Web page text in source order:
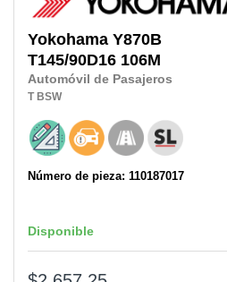
Yokohama Y870B
T145/90D16 106M
Automóvil de Pasajeros
T BSW
Número de pieza: 110187017
Disponible